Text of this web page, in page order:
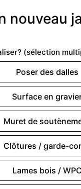
nouveau
(sélection
Poser des dalles
Surface en
Muret de
Clôtures / garde-
Lames bois / WPC